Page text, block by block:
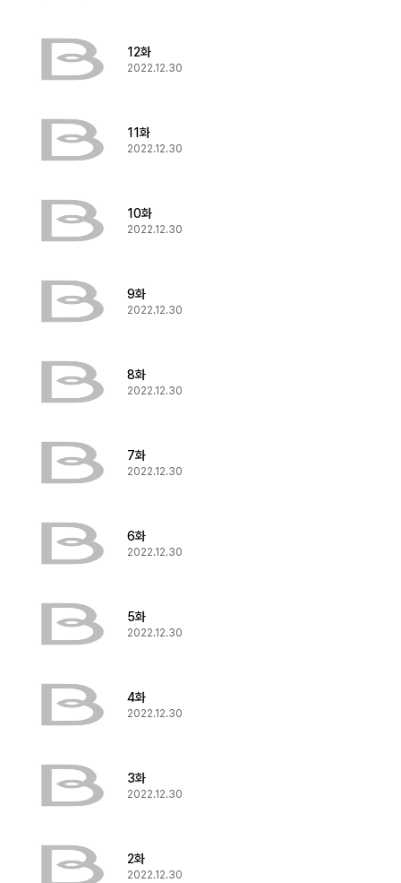
12화
2022.12.30
11화
2022.12.30
10화
2022.12.30
9화
2022.12.30
8화
2022.12.30
7화
2022.12.30
6화
2022.12.30
5화
2022.12.30
4화
2022.12.30
3화
2022.12.30
2화
2022.12.30